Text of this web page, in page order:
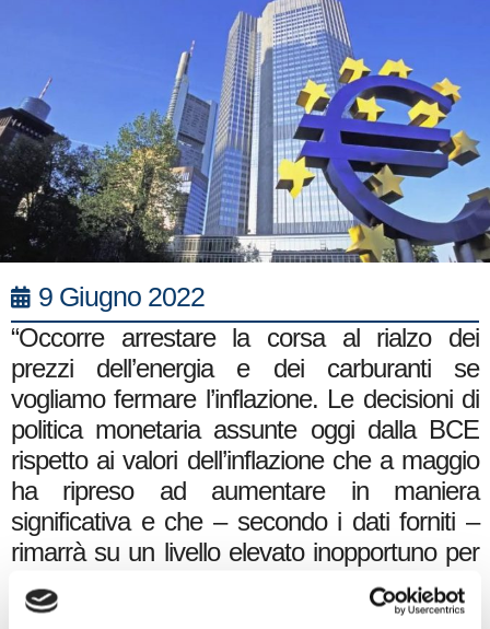
9 Giugno 2022
“Occorre arrestare la corsa al rialzo dei
prezzi dell’energia e dei carburanti se
vogliamo fermare l’inflazione. Le decisioni di
politica monetaria assunte oggi dalla BCE
rispetto ai valori dell’inflazione che a maggio
ha ripreso ad aumentare in maniera
significativa e che – secondo i dati forniti –
rimarrà su un livello elevato inopportuno per
qualche tempo, richiedono contromisure
immediate anche da parte del nostro